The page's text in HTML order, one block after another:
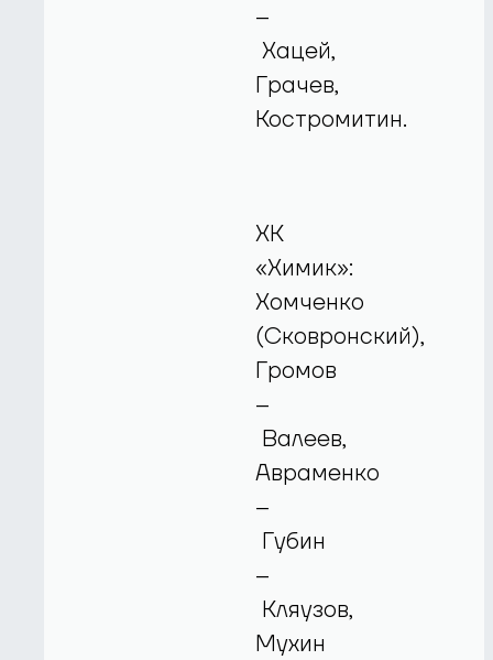
–
Хацей,
Грачев,
Костромитин.
ХК
«Химик»:
Хомченко
(Сковронский),
Громов
–
Валеев,
Авраменко
–
Губин
–
Кляузов,
Мухин